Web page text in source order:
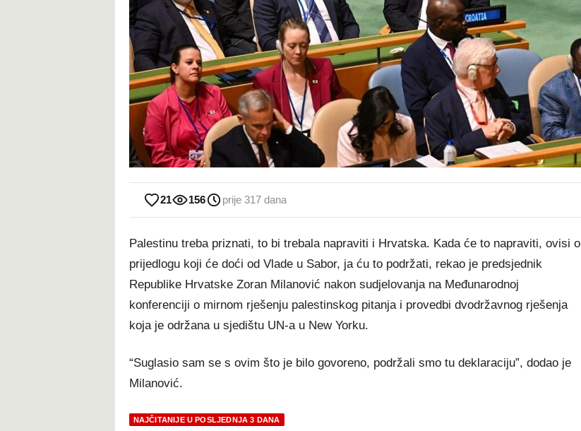
21 156 prije 317 dana
Palestinu treba priznati, to bi trebala napraviti i Hrvatska. Kada će to napraviti, ovisi o
prijedlogu koji će doći od Vlade u Sabor, ja ću to podržati, rekao je predsjednik
Republike Hrvatske Zoran Milanović nakon sudjelovanja na Međunarodnoj
konferenciji o mirnom rješenju palestinskog pitanja i provedbi dvodržavnog rješenja
koja je održana u sjedištu UN-a u New Yorku.
“Suglasio sam se s ovim što je bilo govoreno, podržali smo tu deklaraciju”, dodao je
Milanović.
NAJČITANIJE U POSLJEDNJA 3 DANA